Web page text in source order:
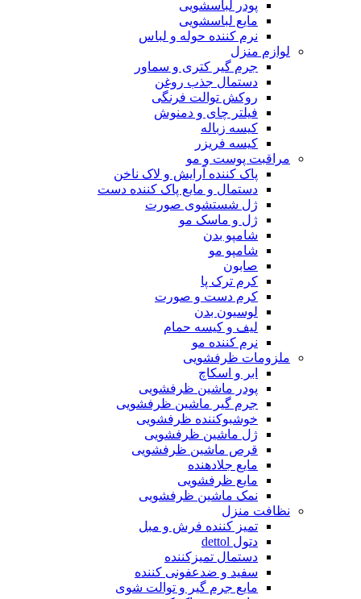
پودر لباسشویی
مایع لباسشویی
نرم کننده حوله و لباس
لوازم منزل
جرم گیر کتری و سماور
دستمال جذب روغن
روکش توالت فرنگی
فیلتر چای و دمنوش
کیسه زباله
کیسه فریزر
مراقبت پوست و مو
پاک کننده آرایش و لاک ناخن
دستمال و مایع پاک کننده دست
ژل شستشوی صورت
ژل و ماسک مو
شامپو بدن
شامپو مو
صابون
کرم ترک پا
کرم دست و صورت
لوسیون بدن
لیف و کیسه حمام
نرم کننده مو
ملزومات ظرفشویی
ابر و اسکاچ
پودر ماشین ظرفشویی
جرم گیر ماشین ظرفشویی
خوشبوکننده ظرفشویی
ژل ماشین ظرفشویی
قرص ماشین ظرفشویی
مایع جلادهنده
مایع ظرفشویی
نمک ماشین ظرفشویی
نظافت منزل
تمیز کننده فرش و مبل
دتول dettol
دستمال تمیزکننده
سفید و ضدعفونی کننده
مایع جرم گیر و توالت شوی